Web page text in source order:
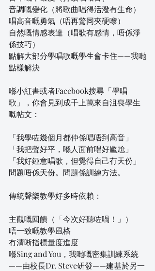
音調嘅變化（將歌曲唱得活潑有生命）
唱高音嘅勇氣（唔再驚同夾硬嚟）
自然嘅情感表達（唱歌有感情，唔係淨
係技巧）
點解大部分學唱歌嘅學生會卡住——我哋
點樣解決
喺小紅書或者Facebook搜尋「學唱
歌」，你會見到成千上萬來自沮喪學生
嘅帖文：
「我學咗幾個月都仲係唱唔到高音」
「我把聲好平，喺人面前唱好尷尬」
「我好鍾意唱歌，但覺得自己冇天份」
問題唔係天份。問題係訓練方法。
傳統聲樂教學好多時依賴：
主觀嘅回饋（「今次好聽咗喎！」）
唔一致嘅教學風格
冇清晰指標量度進度
喺Sing and You，我哋嘅密集訓練系統
——由校長Dr. Steve研發——建基於另一